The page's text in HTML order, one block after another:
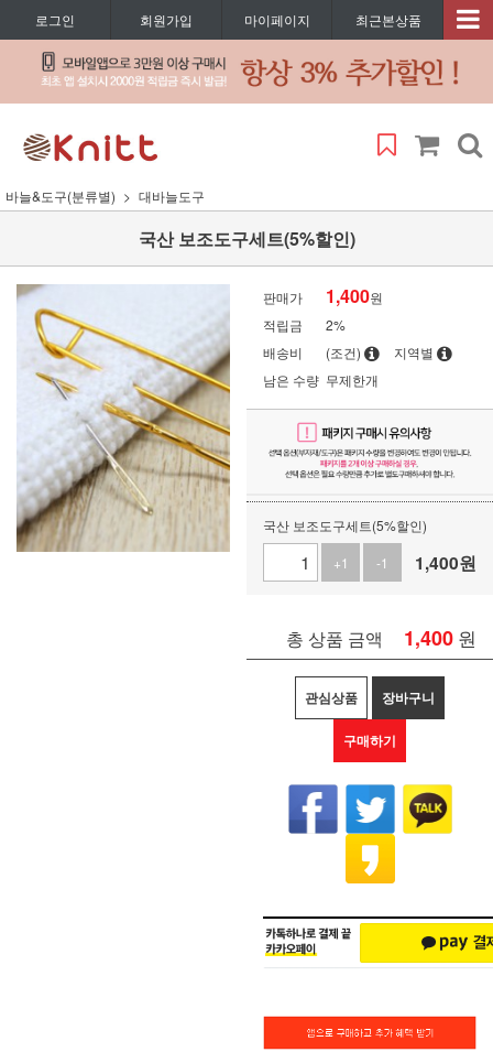
로그인 회원가입 마이페이지 최근본상품
바늘&도구(분류별) 대바늘도구
국산 보조도구세트(5%할인)
판매가 1,400원
적립금
2%
배송비
(조건)
지역별
남은 수량 무제한개
국산 보조도구세트(5%할인)
+1
-1 1,400원
총 상품 금액 1,400 원
관심상품 장바구니
구매하기